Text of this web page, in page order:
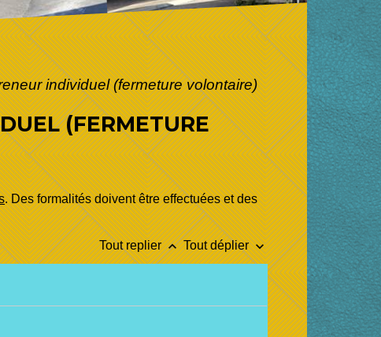
individuel (fermeture volontaire)
(FERMETURE
. Des formalités doivent être effectuées et des
Tout replierkeyboard_arrow_up Tout déplierkeyboard_arrow_down